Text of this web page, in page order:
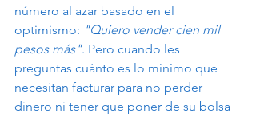
número al azar basado en el
optimismo: "Quiero vender cien mil
pesos más". Pero cuando les
preguntas cuánto es lo mínimo que
necesitan facturar para no perder
dinero ni tener que poner de su bolsa